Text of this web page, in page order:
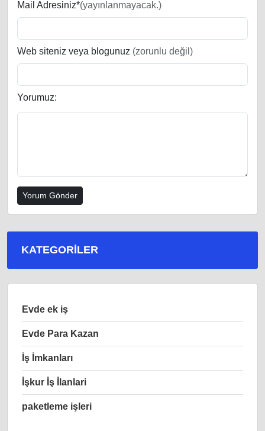
Mail Adresiniz*(yayınlanmayacak.)
Web siteniz veya blogunuz (zorunlu değil)
Yorumuz:
KATEGORILER
Evde ek iş
Evde Para Kazan
İş İmkanları
İşkur İş İlanlari
paketleme işleri